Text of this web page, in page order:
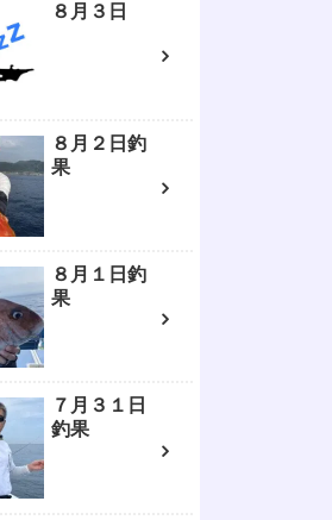
８月３日
８月２日釣
果
８月１日釣
果
７月３１日
釣果